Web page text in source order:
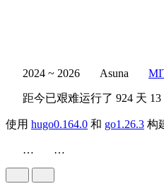
2024 ~ 2026 Asuna
距今已艰难运行了 924 天
使用 hugo0.164.0 和 go1.26.3 构
… …